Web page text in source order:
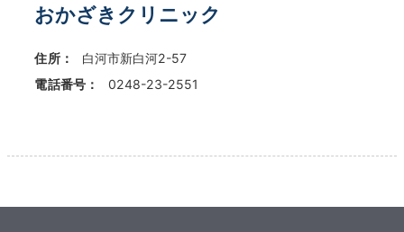
おかざきクリニック
住所：
白河市新白河2-57
電話番号：
0248-23-2551